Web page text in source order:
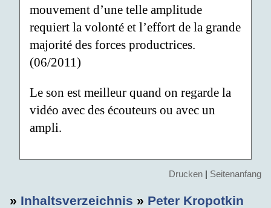
mouvement d’une telle amplitude
requiert la volonté et l’effort de la grande
majorité des forces productrices.
(06/2011)
Le son est meilleur quand on regarde la
vidéo avec des écouteurs ou avec un
ampli.
Drucken | Seitenanfang
» Inhaltsverzeichnis » Peter Kropotkin